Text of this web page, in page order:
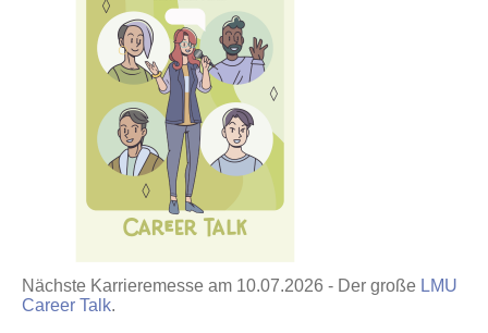
Nächste Karrieremesse am 10.07.2026 - Der große LMU
Career Talk.